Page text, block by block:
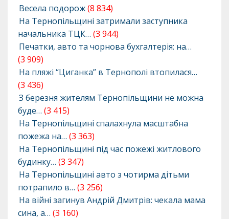
Весела подорож(8 834)
На Тернопільщині затримали заступника
начальника ТЦК… (3 944)
Печатки, авто та чорнова бухгалтерія: на…
(3 909)
На пляжі “Циганка” в Тернополі втопилася…
(3 436)
З березня жителям Тернопільщини не можна
буде… (3 415)
На Тернопільщині спалахнула масштабна
пожежа на… (3 363)
На Тернопільщині під час пожежі житлового
будинку… (3 347)
На Тернопільщині авто з чотирма дітьми
потрапило в… (3 256)
На війні загинув Андрій Дмитрів: чекала мама
сина, а… (3 160)